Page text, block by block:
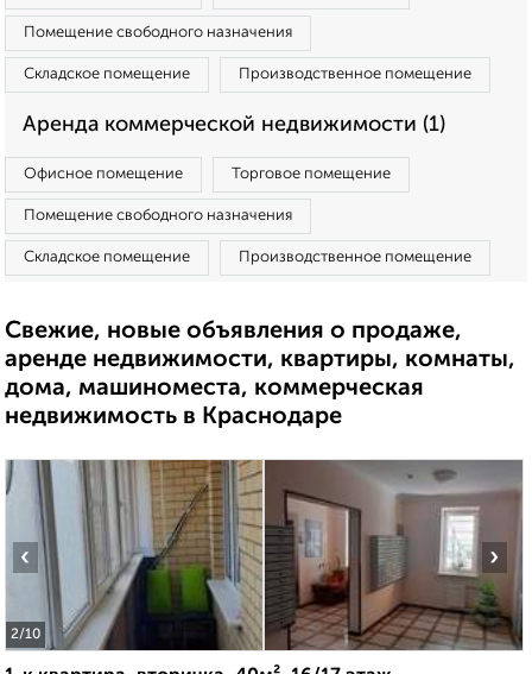
Помещение свободного назначения
Складское помещение Производственное помещение
Аренда коммерческой недвижимости (1)
Офисное помещение Торговое помещение
Помещение свободного назначения
Складское помещение Производственное помещение
Свежие, новые объявления о продаже,
аренде недвижимости, квартиры, комнаты,
дома, машиноместа, коммерческая
недвижимость в Краснодаре
2/10
‹ ›